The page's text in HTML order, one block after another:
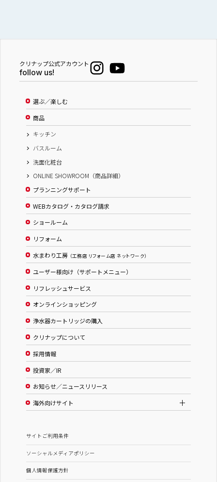
クリナップ公式アカウント
follow us!
選ぶ／楽しむ
商品
キッチン
バスルーム
洗面化粧台
ONLINE SHOWROOM（商品詳細）
プランニングサポート
WEBカタログ・カタログ請求
ショールーム
リフォーム
水まわり工房 （工務店 リフォーム店 ネットワーク）
ユーザー様向け（サポートメニュー）
リフレッシュサービス
オンラインショッピング
浄水器カートリッジの購入
クリナップについて
採用情報
投資家／IR
お知らせ／ニュースリリース
海外向けサイト
サイトご利用条件
ソーシャルメディアポリシー
個人情報保護方針